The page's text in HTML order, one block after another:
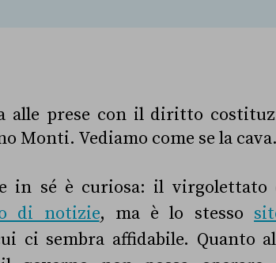
alle prese con il diritto
Monti. Vediamo come se la cava.
in sé è curiosa: il
di notizie, ma è lo stesso
ci sembra affidabile. Quanto